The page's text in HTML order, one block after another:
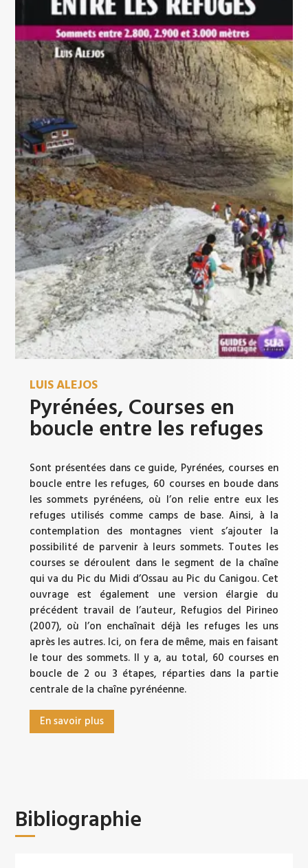
LUIS ALEJOS
Pyrénées, Courses en
boucle entre les refuges
Sont présentées dans ce guide, Pyrénées, courses en
boucle entre les refuges, 60 courses en boude dans
les sommets pyrénéens, où l’on relie entre eux les
refuges utilisés comme camps de base. Ainsi, à la
contemplation des montagnes vient s’ajouter la
possibilité de parvenir à leurs sommets. Toutes les
courses se déroulent dans le segment de la chaîne
qui va du Pic du Midi d’Ossau au Pic du Canigou. Cet
ouvrage est également une version élargie du
précédent travail de l’auteur, Refugios del Pirineo
(2007), où l’on enchaînait déjà les refuges les uns
après les autres. Ici, on fera de même, mais en faisant
le tour des sommets. Il y a, au total, 60 courses en
boucle de 2 ou 3 étapes, réparties dans la partie
centrale de la chaîne pyrénéenne.
En savoir plus
Bibliographie